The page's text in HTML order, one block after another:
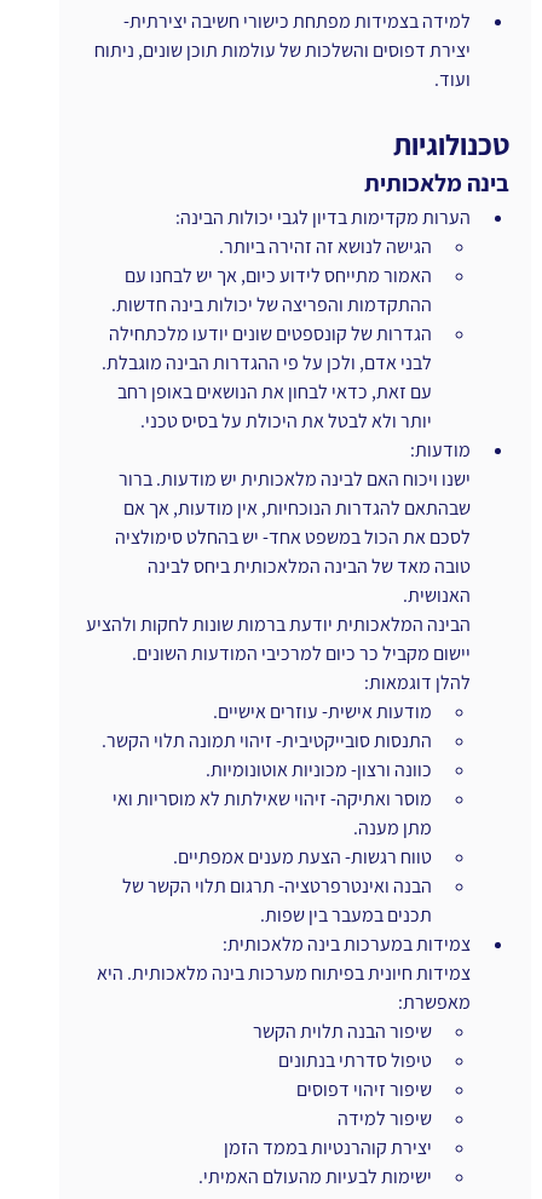
למידה בצמידות מפתחת כישורי חשיבה יצירתית-
יצירת דפוסים והשלכות של עולמות תוכן שונים, ניתוח
ועוד.
טכנולוגיות
בינה מלאכותית
הערות מקדימות בדיון לגבי יכולות הבינה:
הגישה לנושא זה זהירה ביותר.
האמור מתייחס לידוע כיום, אך יש לבחנו עם
ההתקדמות והפריצה של יכולות בינה חדשות.
הגדרות של קונספטים שונים יודעו מלכתחילה
לבני אדם, ולכן על פי ההגדרות הבינה מוגבלת.
עם זאת, כדאי לבחון את הנושאים באופן רחב
יותר ולא לבטל את היכולת על בסיס טכני.
מודעות:
ישנו ויכוח האם לבינה מלאכותית יש מודעות. ברור
שבהתאם להגדרות הנוכחיות, אין מודעות, אך אם
לסכם את הכול במשפט אחד- יש בהחלט סימולציה
טובה מאד של הבינה המלאכותית ביחס לבינה
האנושית.
הבינה המלאכותית יודעת ברמות שונות לחקות ולהציע
יישום מקביל כר כיום למרכיבי המודעות השונים.
להלן דוגמאות:
מודעות אישית- עוזרים אישיים.
התנסות סובייקטיבית- זיהוי תמונה תלוי הקשר.
כוונה ורצון- מכוניות אוטונומיות.
מוסר ואתיקה- זיהוי שאילתות לא מוסריות ואי
מתן מענה.
טווח רגשות- הצעת מענים אמפתיים.
הבנה ואינטרפרטציה- תרגום תלוי הקשר של
תכנים במעבר בין שפות.
צמידות במערכות בינה מלאכותית:
צמידות חיונית בפיתוח מערכות בינה מלאכותית. היא
מאפשרת:
שיפור הבנה תלוית הקשר
טיפול סדרתי בנתונים
שיפור זיהוי דפוסים
שיפור למידה
יצירת קוהרנטיות בממד הזמן
ישימות לבעיות מהעולם האמיתי.